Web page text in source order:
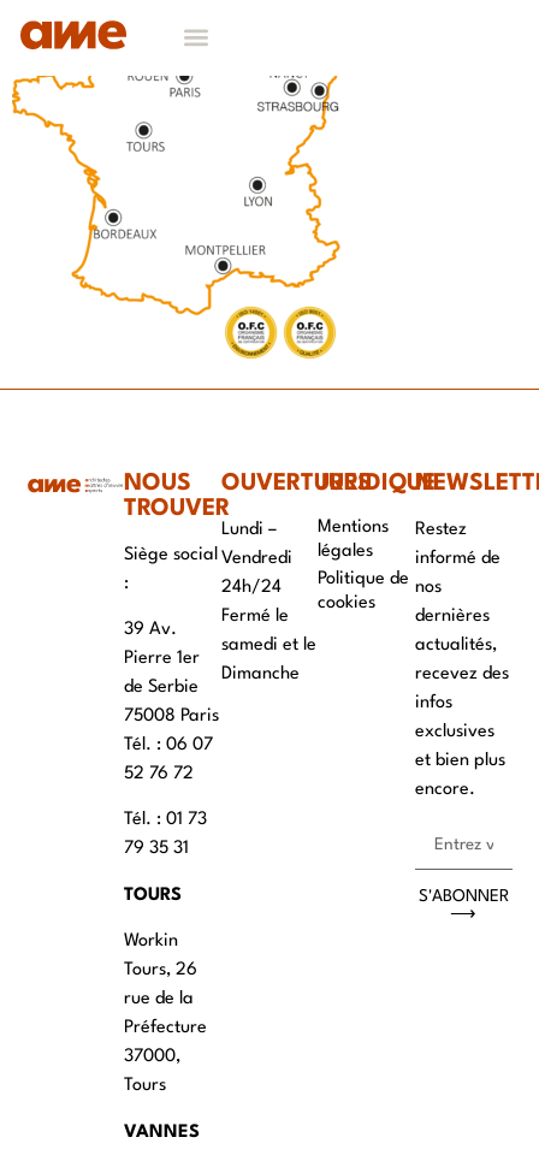
NOUS
TROUVER
Siège social
:
39 Av.
Pierre 1er
de Serbie
75008 Paris
Tél. : ‭06 07
52 76 72
Tél. : 01 73
79 35 31
TOURS
Workin
Tours, 26
rue de la
Préfecture
37000,
Tours
VANNES
OUVERTURES
Lundi –
Vendredi
24h/24
Fermé le
samedi et le
Dimanche
JURIDIQUE
Mentions
légales
Politique de
cookies
Restez
informé de
nos
dernières
actualités,
recevez des
infos
exclusives
et bien plus
encore.
S'ABONNER
⟶